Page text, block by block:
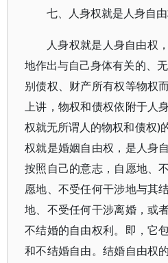
七、人身权就是人身自
人身权就是人身自由权
地作出与自己身体有关的、
别债权、财产所有权等物权
上讲，物权和债权依附于人
权就无所谓人的物权和债权)
权就是婚姻自由权，是人身
按照自己的意志，自愿地、
愿地、不受任何干涉地与其
地、不受任何干涉离婚，或
不结婚的自由权利。即，它
和不结婚自由。结婚自由权